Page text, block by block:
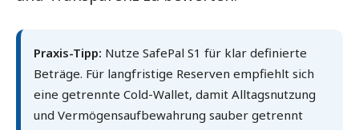
Praxis-Tipp: Nutze SafePal S1 für klar definierte
Beträge. Für langfristige Reserven empfiehlt sich
eine getrennte Cold-Wallet, damit Alltagsnutzung
und Vermögensaufbewahrung sauber getrennt